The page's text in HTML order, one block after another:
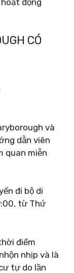
CÓ
và
dẫn viên
quan miễn
đi bộ di
từ Thứ
điểm
nhịp và là
tự do lần